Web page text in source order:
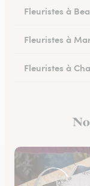
Fleuristes à
Fleuristes à
Fleuristes à
Fleuristes à